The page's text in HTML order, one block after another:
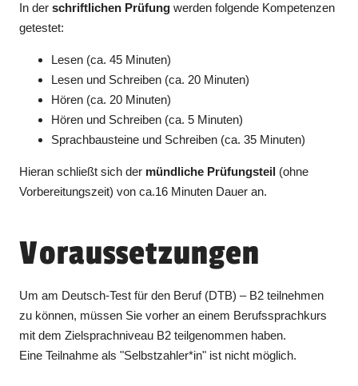
In derschriftlichen Prüfung werden folgende Kompetenzen
getestet:
Lesen (ca. 45 Minuten)
Lesen und Schreiben (ca. 20 Minuten)
Hören (ca. 20 Minuten)
Hören und Schreiben (ca. 5 Minuten)
Sprachbausteine und Schreiben (ca. 35 Minuten)
Hieran schließt sich der mündliche Prüfungsteil (ohne
Vorbereitungszeit) von ca.16 Minuten Dauer an.
Voraussetzungen
Um am Deutsch-Test für den Beruf (DTB) – B2 teilnehmen
zu können, müssen Sie vorher an einem Berufssprachkurs
mit dem Zielsprachniveau B2 teilgenommen haben.
Eine Teilnahme als "Selbstzahler*in" ist nicht möglich.